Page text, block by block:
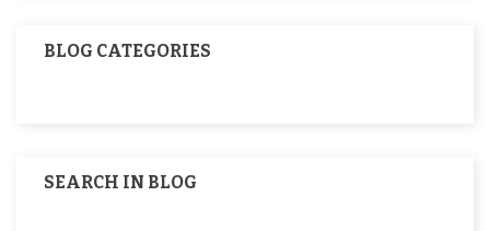
BLOG CATEGORIES
SEARCH IN BLOG